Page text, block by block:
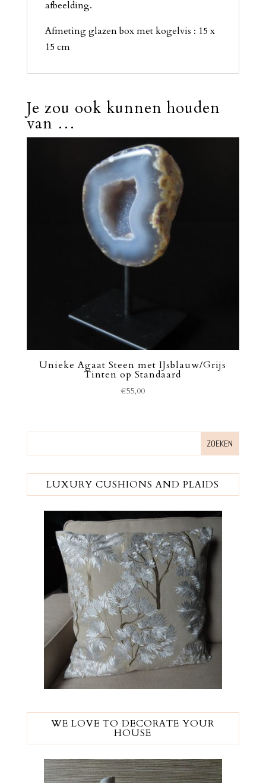
afbeelding.
Afmeting glazen box met kogelvis : 15 x
15 cm
Je zou ook kunnen houden
van …
Unieke Agaat Steen met IJsblauw/Grijs
Tinten op Standaard
€55,00
LUXURY CUSHIONS AND PLAIDS
WE LOVE TO DECORATE YOUR
HOUSE